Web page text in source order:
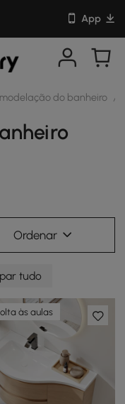
App
do banheiro /
Ordenar
tudo
às aulas